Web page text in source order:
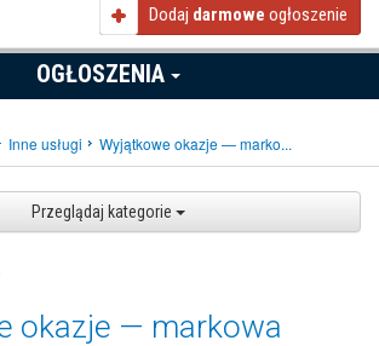
Dodaj darmowe ogłoszenie
OGŁOSZENIA
Inne usługi Wyjątkowe okazje — marko...
Przeglądaj kategorie
okazje — markowa